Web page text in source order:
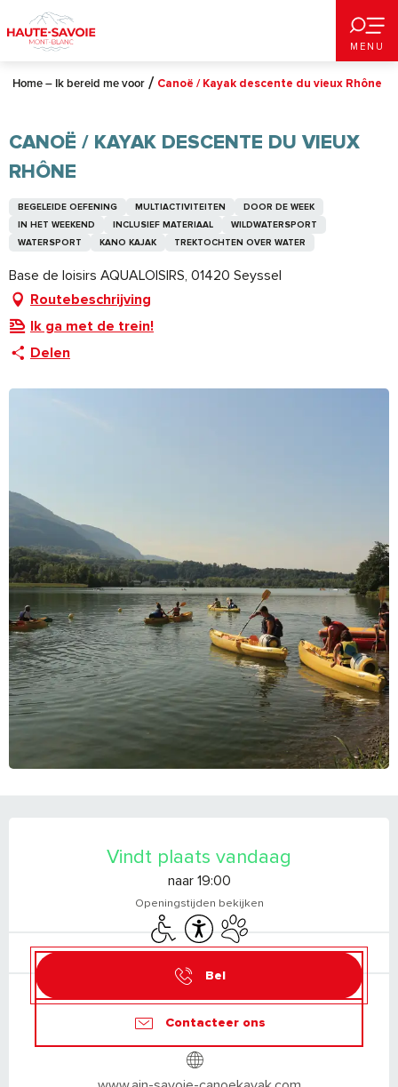
au
contenu
principal
MENU
Home – Ik bereid me voor Canoë / Kayak descente du vieux Rhône
CANOË / KAYAK DESCENTE DU VIEUX
RHÔNE
BEGELEIDE OEFENING MULTIACTIVITEITEN
DOOR DE WEEK
IN HET WEEKEND
INCLUSIEF MATERIAAL
WILDWATERSPORT
WATERSPORT
KANO KAJAK TREKTOCHTEN OVER WATER
Base de loisirs AQUALOISIRS, 01420 Seyssel
Routebeschrijving
Ik ga met de trein!
Delen
Vindt plaats vandaag
naar 19:00
Openingstijden bekijken
Toegang voor gehandicapten
Toegankelijkheid
Dieren toegelaten
Bel
Contacteer ons